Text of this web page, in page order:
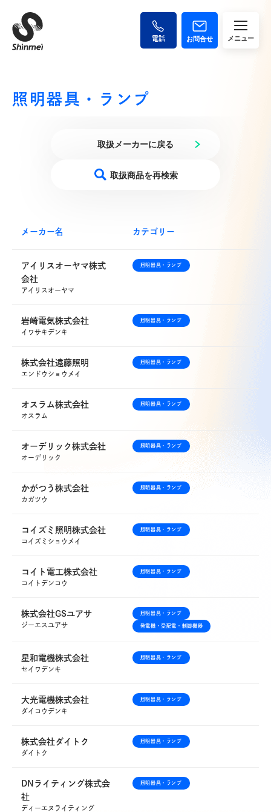
トップ
Products
Product List
取扱メーカー一覧
企業情報
採用情報
News
Contact
048-667-5555
048-653-8659
048-667-5565
New graduate
電材業界１位を目指す新明電材で、
中途採用
これまでの業種・職務経験を問わず、
照明器具・ランプ
取扱メーカーに戻る
取扱商品を再検索
メーカー名 カテゴリー
アイリスオーヤマ株式
会社
アイリスオーヤマ
照明器具・ランプ
岩崎電気株式会社
イワサキデンキ
照明器具・ランプ
株式会社遠藤照明
エンドウショウメイ
照明器具・ランプ
オスラム株式会社
オスラム
照明器具・ランプ
オーデリック株式会社
オーデリック
照明器具・ランプ
かがつう株式会社
カガツウ
照明器具・ランプ
コイズミ照明株式会社
コイズミショウメイ
照明器具・ランプ
コイト電工株式会社
コイトデンコウ
照明器具・ランプ
株式会社GSユアサ
ジーエスユアサ
照明器具・ランプ
発電機・受配電・制御機器
星和電機株式会社
セイワデンキ
照明器具・ランプ
大光電機株式会社
ダイコウデンキ
照明器具・ランプ
株式会社ダイトク
ダイトク
照明器具・ランプ
DNライティング株式会
社
ディーエヌライティング
照明器具・ランプ